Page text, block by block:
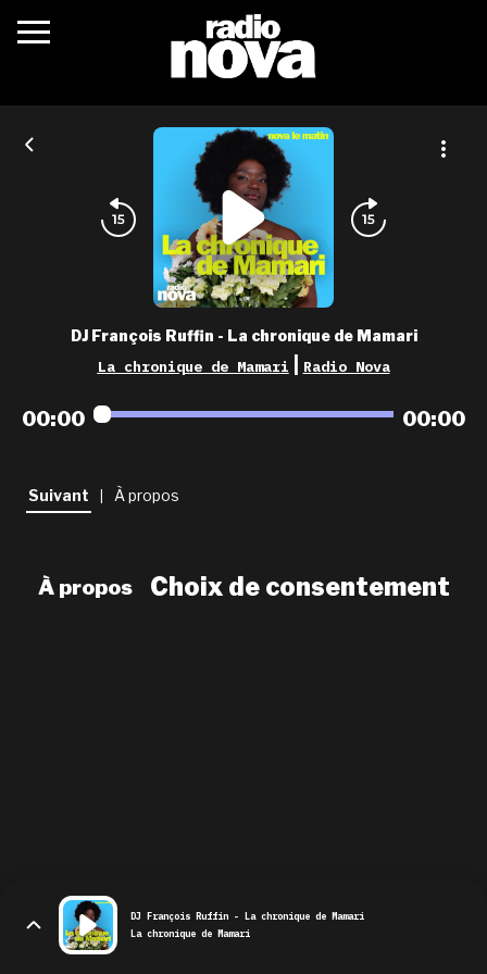
c’était quoi ?
podcasts
fréquences
nova aime
les grilles
playlists
newsletter
DJ François Ruffin - La chronique de Mamari
La chronique de Mamari Radio Nova
00:00 00:00
Suivant À propos
À propos Choix de consentement
DJ François Ruffin - La chronique de Mamari
La chronique de Mamari